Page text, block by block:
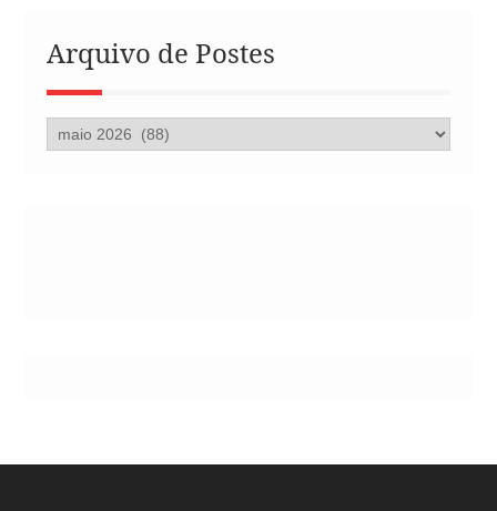
Arquivo de Postes
Arquivo
de